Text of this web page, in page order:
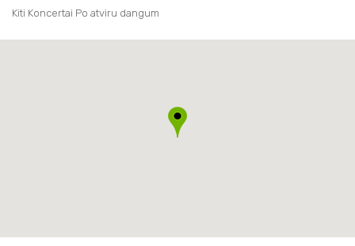
Kiti Koncertai Po atviru dangum